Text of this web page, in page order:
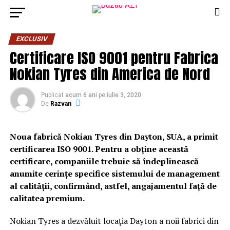
EXCLUSIV
Certificare ISO 9001 pentru Fabrica
Nokian Tyres din America de Nord
Publicat acum 6 ani pe iulie 3, 2020
De Razvan
Noua fabrică Nokian Tyres din Dayton, SUA, a primit
certificarea ISO 9001. Pentru a obține această
certificare, companiile trebuie să îndeplinească
anumite cerințe specifice sistemului de management
al calității, confirmând, astfel, angajamentul față de
calitatea premium.
Nokian Tyres a dezvăluit locația Dayton a noii fabrici din